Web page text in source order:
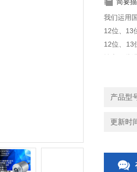
我们运用
12位、13
12位、13
产品型
更新时